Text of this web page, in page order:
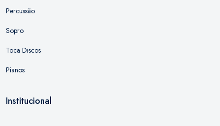
Percussão
Sopro
Toca Discos
Pianos
Institucional